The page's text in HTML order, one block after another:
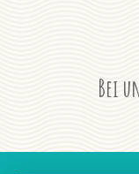
Bei